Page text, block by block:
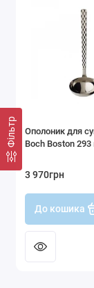
Фільтр
Ополоник для
Boch Boston
3 970грн
До кошика